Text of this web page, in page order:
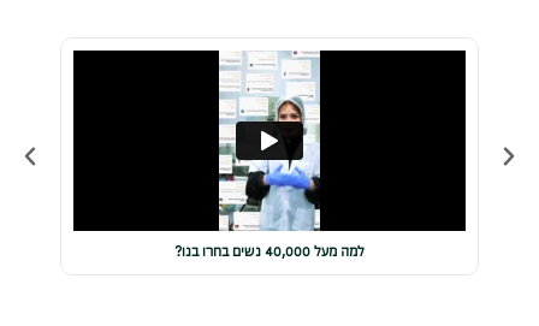
למה מעל 40,000 נשים בחרו בנו?